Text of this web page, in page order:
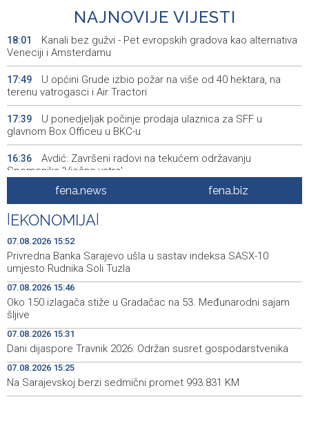
NAJNOVIJE VIJESTI
18:01
Kanali bez gužvi - Pet evropskih gradova kao alternativa
Veneciji i Amsterdamu
17:49
U općini Grude izbio požar na više od 40 hektara, na
terenu vatrogasci i Air Tractori
17:39
U ponedjeljak počinje prodaja ulaznica za SFF u
glavnom Box Officeu u BKC-u
16:36
Avdić: Završeni radovi na tekućem održavanju
Spomenika 'Vječna vatra'
Dva Air Tractora gase požar u Konjicu, u subotu stiže i
treći
15:58
Meta kažnjena sa dodatnih 567 miliona dolara zbog
ugrožavanja sigurnosti djece
15:52
10 umjesto Rudnika Soli Tuzla
15:46
sajam šljive
15:44
Španija postavila ultimatum Italiji da ukine granične
kontrole
15:42
Goražde residents protest over repeated water
fena.news fena.biz
EKONOMIJA
07.08.2026 15:52
Privredna Banka Sarajevo ušla u sastav indeksa SASX-10
umjesto Rudnika Soli Tuzla
07.08.2026 15:46
Oko 150 izlagača stiže u Gradačac na 53. Međunarodni sajam
šljive
07.08.2026 15:31
Dani dijaspore Travnik 2026: Održan susret gospodarstvenika
07.08.2026 15:25
Na Sarajevskoj berzi sedmični promet 993.831 KM